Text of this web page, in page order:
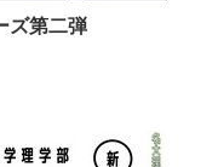
ズ第二弾